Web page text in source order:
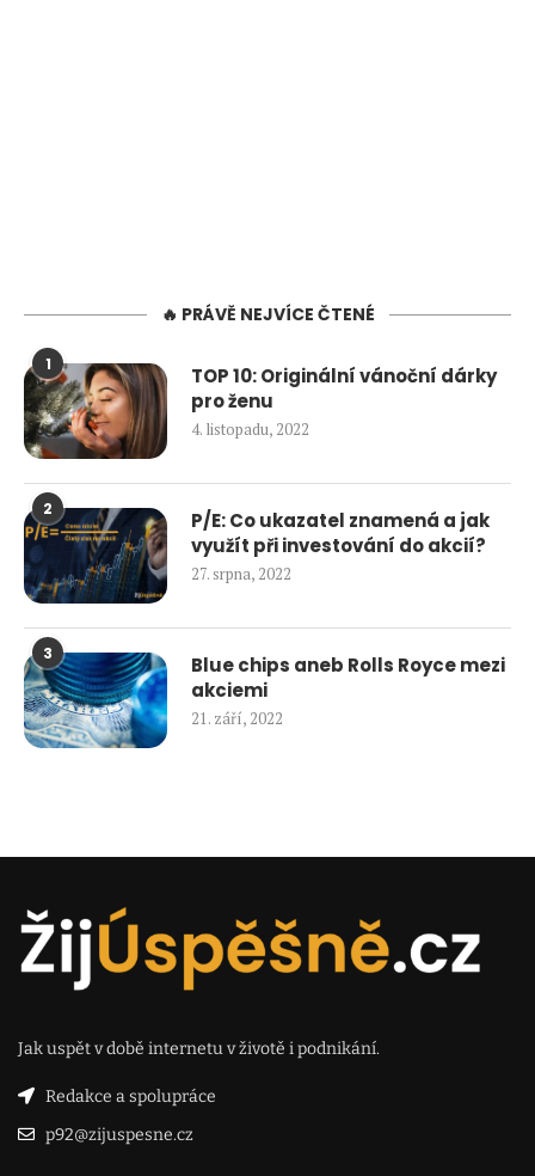
🔥 PRÁVĚ NEJVÍCE ČTENÉ
1
TOP 10: Originální vánoční dárky
pro ženu
4. listopadu, 2022
2
P/E: Co ukazatel znamená a jak
využít při investování do akcií?
27. srpna, 2022
3
Blue chips aneb Rolls Royce mezi
akciemi
21. září, 2022
Jak uspět v době internetu v životě i podnikání.
Redakce a spolupráce
p92@zijuspesne.cz